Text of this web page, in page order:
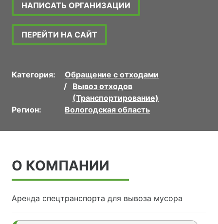
НАПИСАТЬ ОРГАНИЗАЦИИ
ПЕРЕЙТИ НА САЙТ
Категория:
Обращение с отходами
Вывоз отходов
(Транспортирование)
Регион:
Вологодская область
О КОМПАНИИ
Аренда спецтранспорта для вывоза мусора